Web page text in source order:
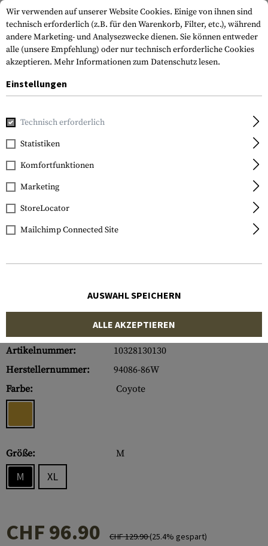
Home Bekleidung Handschuhe Flammhemmende
Oakley
SI Tactical FR Gloves
Artikelnummer:
10328130130
Herstellernummer:
94086-86W
Farbe:
Coyote
Größe: M
M XL
CHF 96.90 CHF 129.90(25.4% gespart)
Wir verwenden auf unserer Website Cookies. Einige von ihnen sind
technisch erforderlich (z.B. für den Warenkorb, Filter, etc.), während
andere Marketing- und Analysezwecke dienen. Sie können entweder
alle (unsere Empfehlung) oder nur technisch erforderliche Cookies
akzeptieren. Mehr Informationen zum Datenschutz lesen.
Einstellungen
Technisch erforderlich
Statistiken
Komfortfunktionen
Marketing
StoreLocator
Mailchimp Connected Site
AUSWAHL SPEICHERN
ALLE AKZEPTIEREN